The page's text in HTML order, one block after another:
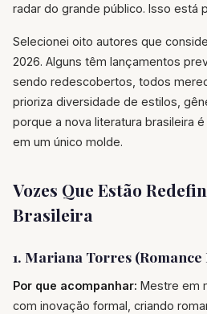
radar do grande público. Isso está
Selecionei oito autores que
2026. Alguns têm lançamentos
sendo redescobertos, todos
prioriza diversidade de estilos,
porque a nova literatura brasileira
em um único molde.
Vozes Que Estão
Brasileira
1. Mariana Torres
Por que acompanhar: Mestre em
com inovação formal, criando